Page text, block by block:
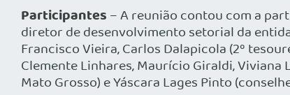
Participantes – A reunião contou com a
diretor de desenvolvimento setorial da
Francisco Vieira, Carlos Dalapicola (2º
Clemente Linhares, Maurício Giraldi, Viviana
Mato Grosso) e Yáscara Lages Pinto